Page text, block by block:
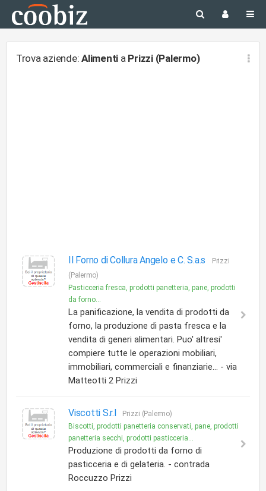
Trova aziende:Alimenti a Prizzi (Palermo)
Il Forno di Collura Angelo e C. S.a.s
Prizzi
(Palermo)
Pasticceria fresca, prodotti panetteria, pane, prodotti
da forno...
La panificazione, la vendita di prodotti da
forno, la produzione di pasta fresca e la
vendita di generi alimentari. Puo' altresi'
compiere tutte le operazioni mobiliari,
immobiliari, commerciali e finanziarie... - via
Matteotti 2 Prizzi
Viscotti S.r.l
Prizzi (Palermo)
Biscotti, prodotti panetteria conservati, pane, prodotti
panetteria secchi, prodotti pasticceria...
Produzione di prodotti da forno di
pasticceria e di gelateria. - contrada
Roccuzzo Prizzi